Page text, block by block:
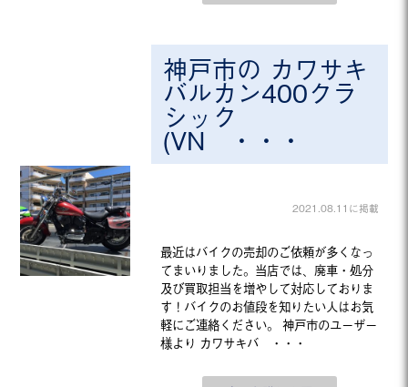
神戸市の カワサキ
バルカン400クラ
シック
(VN ・・・
2021.08.11に掲載
最近はバイクの売却のご依頼が多くなっ
てまいりました。当店では、廃車・処分
及び買取担当を増やして対応しておりま
す！バイクのお値段を知りたい人はお気
軽にご連絡ください。 神戸市のユーザー
様より カワサキバ ・・・